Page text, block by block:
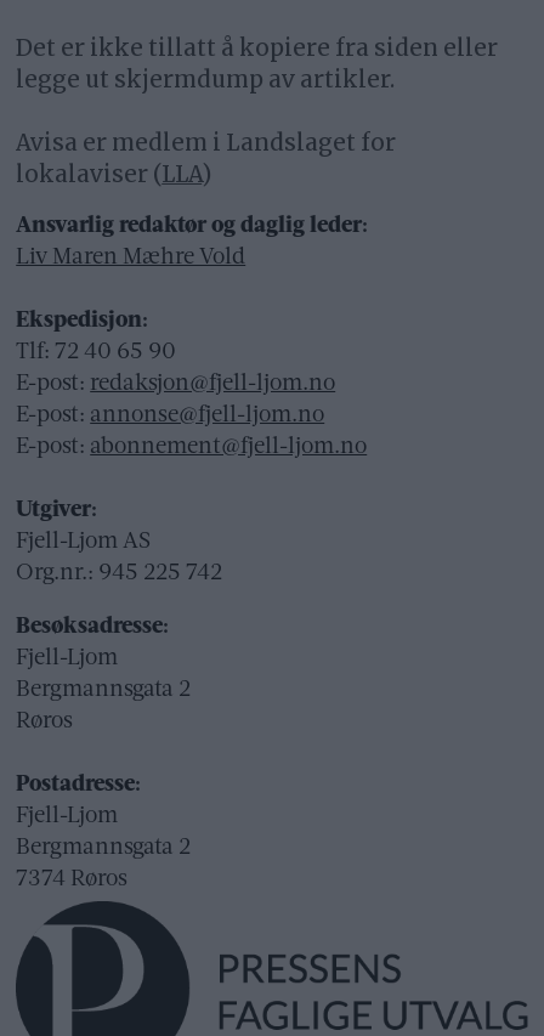
Det er ikke tillatt å kopiere fra siden eller
legge ut skjermdump av artikler.
Avisa er medlem i Landslaget for
lokalaviser (LLA)
Ansvarlig redaktør og daglig leder:
Liv Maren Mæhre Vold
Ekspedisjon:
Tlf: 72 40 65 90
E-post: redaksjon@fjell-ljom.no
E-post: annonse@fjell-ljom.no
E-post: abonnement@fjell-ljom.no
Utgiver:
Fjell-Ljom AS
Org.nr.: 945 225 742
Besøksadresse:
Fjell-Ljom
Bergmannsgata 2
Røros
Postadresse:
Fjell-Ljom
Bergmannsgata 2
7374 Røros